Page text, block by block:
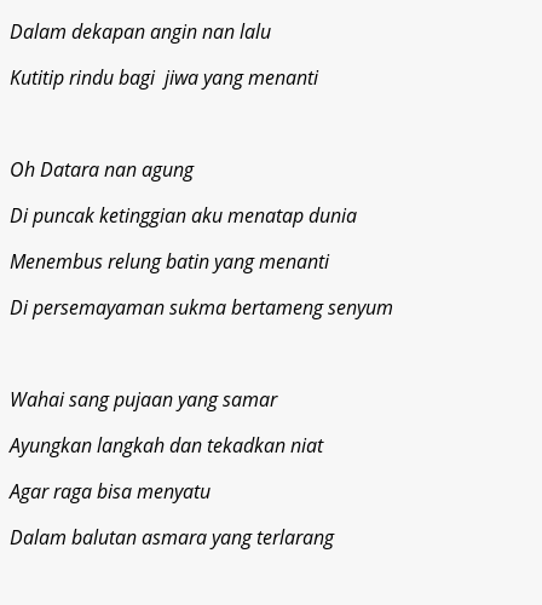
Dalam dekapan angin nan lalu
Kutitip rindu bagi jiwa yang menanti
Oh Datara nan agung
Di puncak ketinggian aku menatap dunia
Menembus relung batin yang menanti
Di persemayaman sukma bertameng senyum
Wahai sang pujaan yang samar
Ayungkan langkah dan tekadkan niat
Agar raga bisa menyatu
Dalam balutan asmara yang terlarang